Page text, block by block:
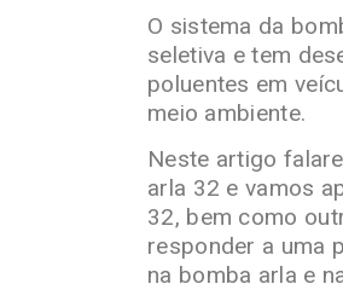
O sistema da
seletiva e tem
poluentes em
meio ambiente.
Neste artigo
arla 32 e vamos
32, bem como
responder a uma
na bomba arla e